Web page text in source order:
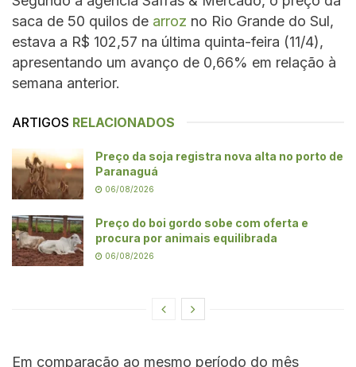
saca de 50 quilos de arroz no Rio Grande do Sul,
estava a R$ 102,57 na última quinta-feira (11/4),
apresentando um avanço de 0,66% em relação à
semana anterior.
ARTIGOS RELACIONADOS
Preço da soja registra nova alta no porto de
Paranaguá
06/08/2026
Preço do boi gordo sobe com oferta e
procura por animais equilibrada
06/08/2026
Em comparação ao mesmo período do mês